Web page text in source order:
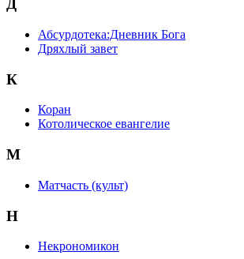
Д
Абсурдотека:Дневник Бога
Дряхлый завет
К
Коран
Котолическое евангелие
М
Матчасть (культ)
Н
Некрономикон